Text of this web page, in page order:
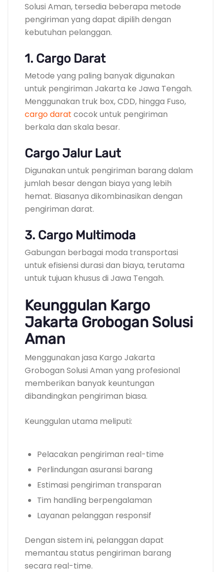
Solusi Aman, tersedia beberapa metode
pengiriman yang dapat dipilih dengan
kebutuhan pelanggan.
1. Cargo Darat
Metode yang paling banyak digunakan
untuk pengiriman Jakarta ke Jawa Tengah.
Menggunakan truk box, CDD, hingga Fuso,
cargo darat cocok untuk pengiriman
berkala dan skala besar.
Cargo Jalur Laut
Digunakan untuk pengiriman barang dalam
jumlah besar dengan biaya yang lebih
hemat. Biasanya dikombinasikan dengan
pengiriman darat.
3. Cargo Multimoda
Gabungan berbagai moda transportasi
untuk efisiensi durasi dan biaya, terutama
untuk tujuan khusus di Jawa Tengah.
Keunggulan Kargo
Jakarta Grobogan Solusi
Aman
Menggunakan jasa Kargo Jakarta
Grobogan Solusi Aman yang profesional
memberikan banyak keuntungan
dibandingkan pengiriman biasa.
Keunggulan utama meliputi:
Pelacakan pengiriman real-time
Perlindungan asuransi barang
Estimasi pengiriman transparan
Tim handling berpengalaman
Layanan pelanggan responsif
Dengan sistem ini, pelanggan dapat
memantau status pengiriman barang
secara real-time.